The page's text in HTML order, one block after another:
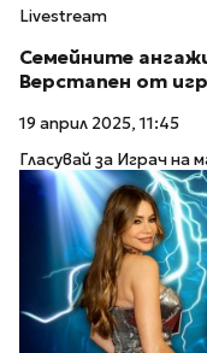
Livestream
Семейните
Верстапен от
19 април 2025, 11:45
Гласувай за Играч